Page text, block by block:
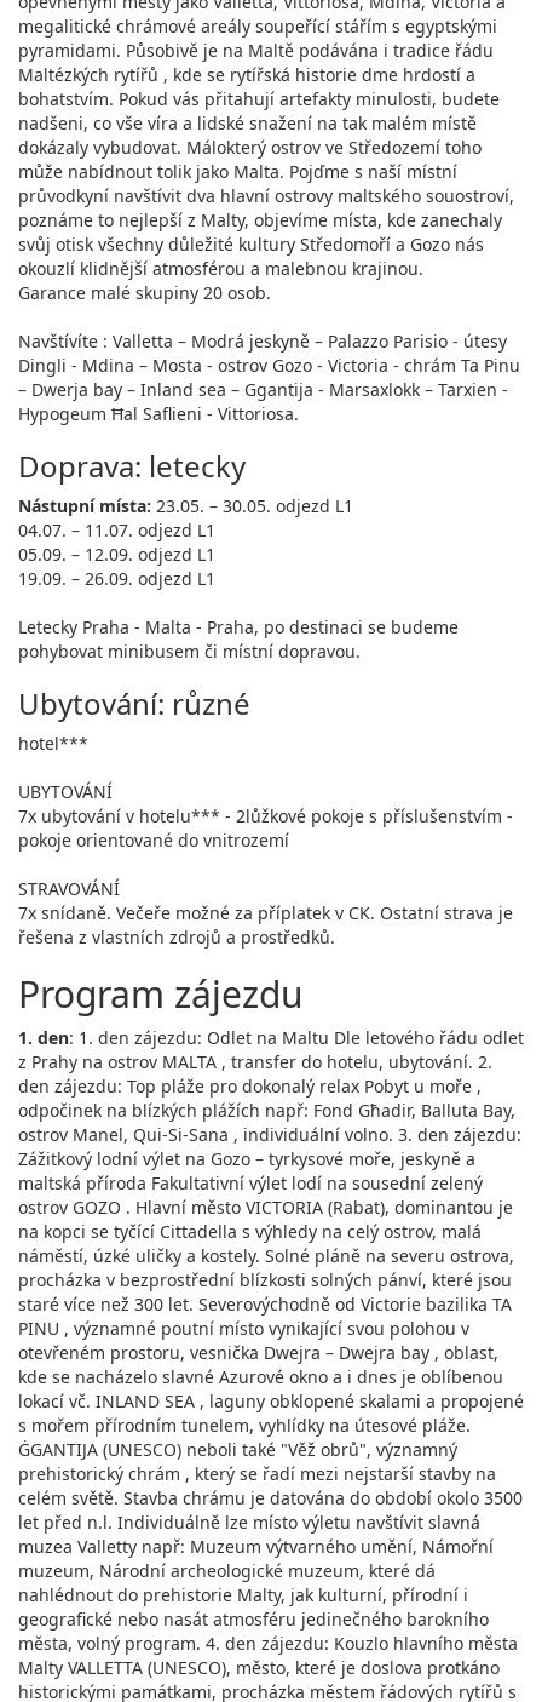
megalitické chrámové areály soupeřící stářím s egyptskými
pyramidami. Působivě je na Maltě podávána i tradice řádu
Maltézkých rytířů , kde se rytířská historie dme hrdostí a
bohatstvím. Pokud vás přitahují artefakty minulosti, budete
nadšeni, co vše víra a lidské snažení na tak malém místě
dokázaly vybudovat. Málokterý ostrov ve Středozemí toho
může nabídnout tolik jako Malta. Pojďme s naší místní
průvodkyní navštívit dva hlavní ostrovy maltského souostroví,
poznáme to nejlepší z Malty, objevíme místa, kde zanechaly
svůj otisk všechny důležité kultury Středomoří a Gozo nás
okouzlí klidnější atmosférou a malebnou krajinou.
Garance malé skupiny 20 osob.
Navštívíte : Valletta – Modrá jeskyně – Palazzo Parisio - útesy
Dingli - Mdina – Mosta - ostrov Gozo - Victoria - chrám Ta Pinu
– Dwerja bay – Inland sea – Ggantija - Marsaxlokk – Tarxien -
Hypogeum Ħal Saflieni - Vittoriosa.
Doprava: letecky
Nástupní místa: 23.05. – 30.05. odjezd L1
04.07. – 11.07. odjezd L1
05.09. – 12.09. odjezd L1
19.09. – 26.09. odjezd L1
Letecky Praha - Malta - Praha, po destinaci se budeme
pohybovat minibusem či místní dopravou.
Ubytování: různé
hotel***
UBYTOVÁNÍ
7x ubytování v hotelu*** - 2lůžkové pokoje s příslušenstvím -
pokoje orientované do vnitrozemí
STRAVOVÁNÍ
7x snídaně. Večeře možné za příplatek v CK. Ostatní strava je
řešena z vlastních zdrojů a prostředků.
Program zájezdu
1. den: 1. den zájezdu: Odlet na Maltu Dle letového řádu odlet
z Prahy na ostrov MALTA , transfer do hotelu, ubytování. 2.
den zájezdu: Top pláže pro dokonalý relax Pobyt u moře ,
odpočinek na blízkých plážích např: Fond Għadir, Balluta Bay,
ostrov Manel, Qui-Si-Sana , individuální volno. 3. den zájezdu:
Zážitkový lodní výlet na Gozo – tyrkysové moře, jeskyně a
maltská příroda Fakultativní výlet lodí na sousední zelený
ostrov GOZO . Hlavní město VICTORIA (Rabat), dominantou je
na kopci se tyčící Cittadella s výhledy na celý ostrov, malá
náměstí, úzké uličky a kostely. Solné pláně na severu ostrova,
procházka v bezprostřední blízkosti solných pánví, které jsou
staré více než 300 let. Severovýchodně od Victorie bazilika TA
PINU , významné poutní místo vynikající svou polohou v
otevřeném prostoru, vesnička Dwejra – Dwejra bay , oblast,
kde se nacházelo slavné Azurové okno a i dnes je oblíbenou
lokací vč. INLAND SEA , laguny obklopené skalami a propojené
s mořem přírodním tunelem, vyhlídky na útesové pláže.
ĠGANTIJA (UNESCO) neboli také "Věž obrů", významný
prehistorický chrám , který se řadí mezi nejstarší stavby na
celém světě. Stavba chrámu je datována do období okolo 3500
let před n.l. Individuálně lze místo výletu navštívit slavná
muzea Valletty např: Muzeum výtvarného umění, Námořní
muzeum, Národní archeologické muzeum, které dá
nahlédnout do prehistorie Malty, jak kulturní, přírodní i
geografické nebo nasát atmosféru jedinečného barokního
města, volný program. 4. den zájezdu: Kouzlo hlavního města
Malty VALLETTA (UNESCO), město, které je doslova protkáno
historickými památkami, procházka městem řádových rytířů s